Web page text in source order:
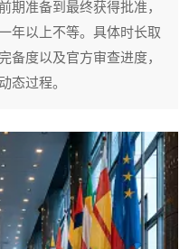
期准备到最终获得批准，
年以上不等。具体时长取
备度以及官方审查进度，
态过程。